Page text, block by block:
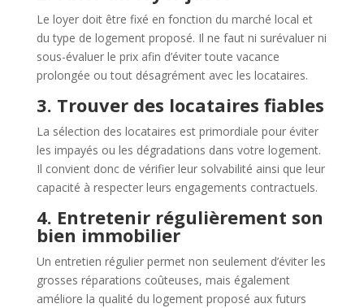
Le loyer doit être fixé en fonction du marché local et
du type de logement proposé. Il ne faut ni surévaluer ni
sous-évaluer le prix afin d’éviter toute vacance
prolongée ou tout désagrément avec les locataires.
3. Trouver des locataires fiables
La sélection des locataires est primordiale pour éviter
les impayés ou les dégradations dans votre logement.
Il convient donc de vérifier leur solvabilité ainsi que leur
capacité à respecter leurs engagements contractuels.
4. Entretenir régulièrement son
bien immobilier
Un entretien régulier permet non seulement d’éviter les
grosses réparations coûteuses, mais également
améliore la qualité du logement proposé aux futurs